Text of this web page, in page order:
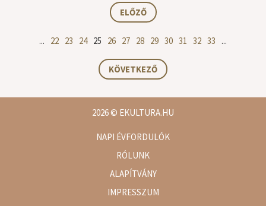
ELŐZŐ
... 22 23 24 25 26 27 28 29 30 31 32 33 ...
KÖVETKEZŐ
2026© EKULTURA.HU
NAPI ÉVFORDULÓK
RÓLUNK
ALAPÍTVÁNY
IMPRESSZUM